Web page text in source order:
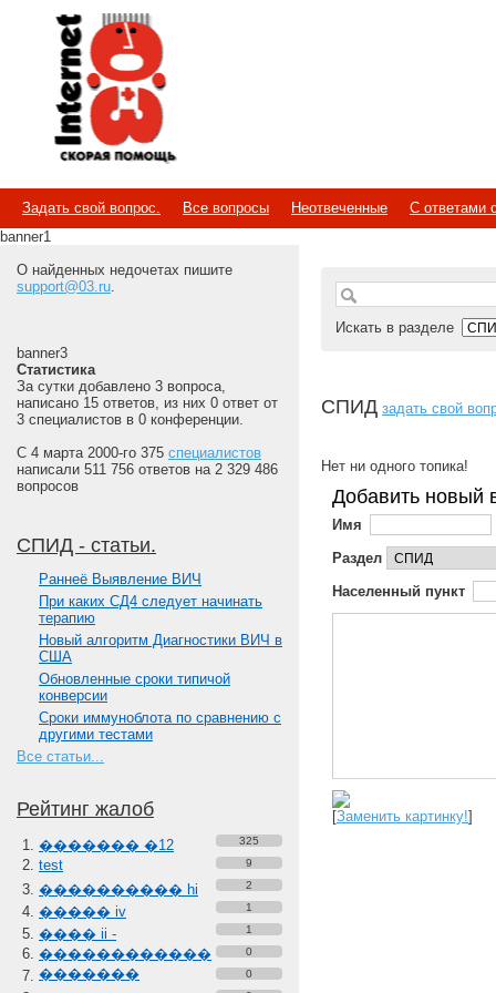
Internet
Скорая помощь
Задать свой вопрос. Все вопросы Неотвеченные
С ответами
banner1
О найденных недочетах пишите
support@03.ru.
banner3
Статистика
За сутки добавлено 3 вопроса,
написано 15 ответов, из них 0 ответ от
3 специалистов в 0 конференции.
С 4 марта 2000-го 375 специалистов
написали 511 756 ответов на 2 329 486
вопросов
СПИД - статьи.
Paннеё Выявление ВИЧ
При каких СД4 следует начинать
терапию
Новый алгоритм Диагностики ВИЧ в
США
Обновленные сроки типичой
конверсии
Сроки иммуноблота по сравнению с
другими тестами
Все статьи...
Рейтинг жалоб
������� �12 325
test 9
���������� hi 2
����� iv 1
���� ii -
������������
�������
1
0
0
Искать в разделе
СПИД задать свой
Нет ни одного топика!
Добавить новый
Имя
Раздел
Населенный пункт
[Заменить картинку!]